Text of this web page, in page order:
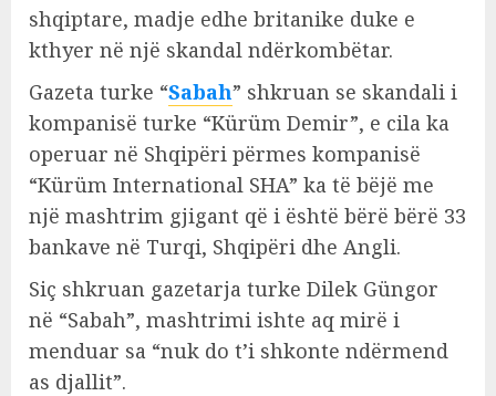
shqiptare, madje edhe britanike duke e
kthyer në një skandal ndërkombëtar.
Gazeta turke “Sabah” shkruan se skandali i
kompanisë turke “Kürüm Demir”, e cila ka
operuar në Shqipëri përmes kompanisë
“Kürüm International SHA” ka të bëjë me
një mashtrim gjigant që i është bërë bërë 33
bankave në Turqi, Shqipëri dhe Angli.
Siç shkruan gazetarja turke Dilek Güngor
në “Sabah”, mashtrimi ishte aq mirë i
menduar sa “nuk do t’i shkonte ndërmend
as djallit”.